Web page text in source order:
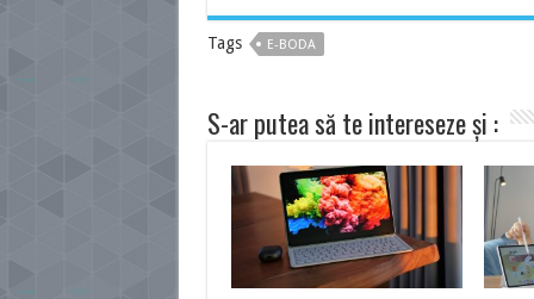
Tags E-BODA
S-ar putea să te intereseze și :